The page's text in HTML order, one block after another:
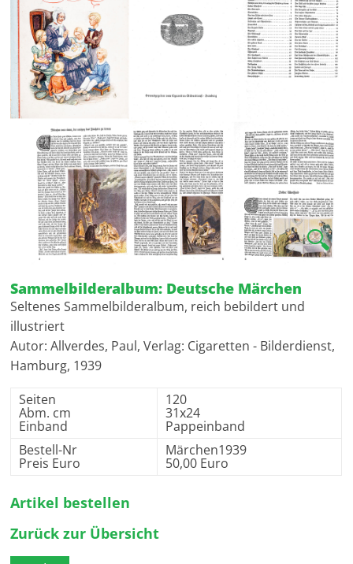
🔍
Sammelbilderalbum: Deutsche Märchen
Seltenes Sammelbilderalbum, reich bebildert und
illustriert
Autor: Allverdes, Paul, Verlag: Cigaretten - Bilderdienst,
Hamburg, 1939
Seiten
Abm. cm
Einband
120
31x24
Pappeinband
Bestell-Nr
Preis Euro
Märchen1939
50,00 Euro
Artikel bestellen
Zurück zur Übersicht